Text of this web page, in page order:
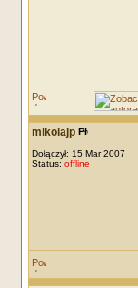
mikolajp
Dołączył: 15 Mar 2007
Status: offline